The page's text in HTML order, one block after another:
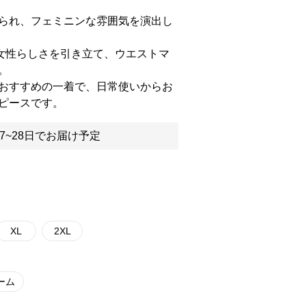
れ、フェミニンな雰囲気を演出し
らしさを引き立て、ウエストマ
すすめの一着で、日常使いからお
ースです。
日でお届け予定
XL 2XL
ム